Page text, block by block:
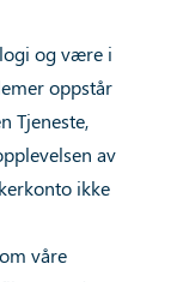
og være i
oppstår
Tjeneste,
av
ikke
våre